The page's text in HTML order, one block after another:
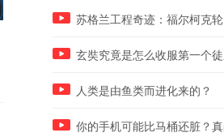
拍片，医生看后大吃一惊
发软
苏格兰工程奇迹：福尔柯克轮
玄奘究竟是怎么收服第一个徒
人类是由鱼类而进化来的？
你的手机可能比马桶还脏？